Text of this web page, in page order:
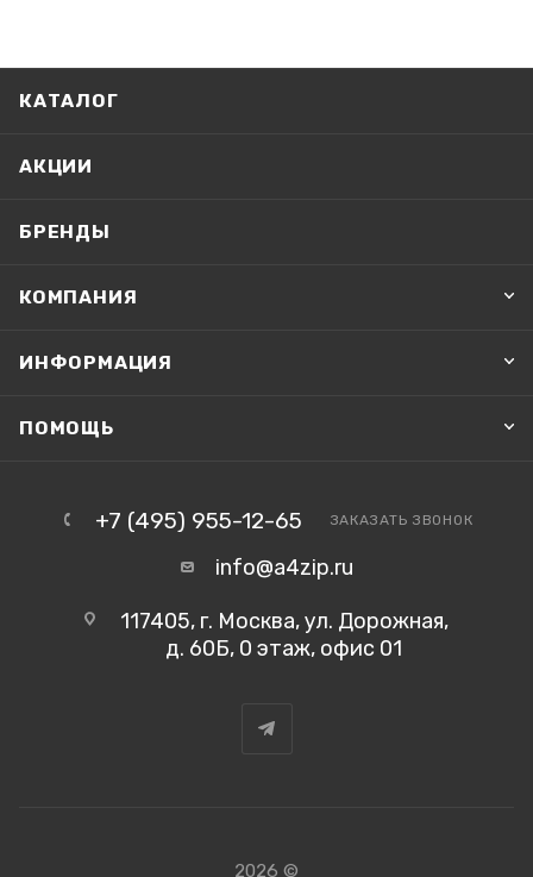
КАТАЛОГ
АКЦИИ
БРЕНДЫ
КОМПАНИЯ
ИНФОРМАЦИЯ
ПОМОЩЬ
+7 (495) 955-12-65 ЗАКАЗАТЬ ЗВОНОК
info@a4zip.ru
117405, г. Москва, ул. Дорожная,
д. 60Б, 0 этаж, офис 01
2026 ©